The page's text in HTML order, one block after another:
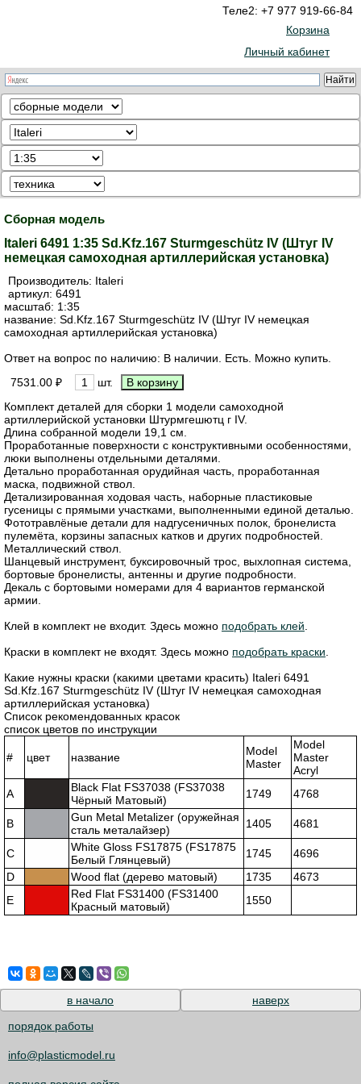
Теле2: +7 977 919-66-84
Корзина
Личный кабинет
Сборная модель
Italeri 6491 1:35 Sd.Kfz.167 Sturmgeschütz IV (Штуг IV
немецкая самоходная артиллерийская установка)
Производитель: Italeri
артикул: 6491
масштаб: 1:35
название: Sd.Kfz.167 Sturmgeschütz IV (Штуг IV немецкая
самоходная артиллерийская установка)
Ответ на вопрос по наличию: В наличии. Есть. Можно купить.
7531.00 ₽
шт.
Комплект деталей для сборки 1 модели самоходной
артиллерийской установки Штурмгешютц г IV.
Длина собранной модели 19,1 см.
Проработанные поверхности с конструктивными особенностями,
люки выполнены отдельными деталями.
Детально проработанная орудийная часть, проработанная
маска, подвижной ствол.
Детализированная ходовая часть, наборные пластиковые
гусеницы с прямыми участками, выполненными единой деталью.
Фототравлёные детали для надгусеничных полок, бронелиста
пулемёта, корзины запасных катков и других подробностей.
Металлический ствол.
Шанцевый инструмент, буксировочный трос, выхлопная система,
бортовые бронелисты, антенны и другие подробности.
Декаль с бортовыми номерами для 4 вариантов германской
армии.
Клей в комплект не входит. Здесь можно подобрать клей
Краски в комплект не входят. Здесь можно подобрать краски
Какие нужны краски (какими цветами красить) Italeri 6491
Sd.Kfz.167 Sturmgeschütz IV (Штуг IV немецкая самоходная
артиллерийская установка)
Список рекомендованных красок
список цветов по инструкции
# цвет название
Model
Master
Model
Master
Acryl
A
Black Flat FS37038 (FS37038
Чёрный Матовый)
1749 4768
B
Gun Metal Metalizer (оружейная
сталь металайзер)
1405 4681
C
White Gloss FS17875 (FS17875
Белый Глянцевый)
1745
4696
D
Wood flat (дерево матовый) 1735
4673
E
Red Flat FS31400 (FS31400
Красный матовый)
1550
в начало
наверх
порядок работы
info@plasticmodel.ru